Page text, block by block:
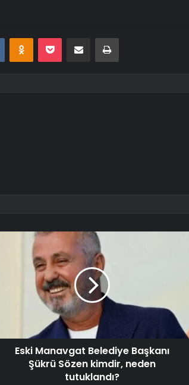
VKontakteOdnoklassniki
Pocket E-Posta ile paylaş Yazdır
Eski Manavgat Belediye Başkanı
Şükrü Sözen kimdir, neden
tutuklandı?